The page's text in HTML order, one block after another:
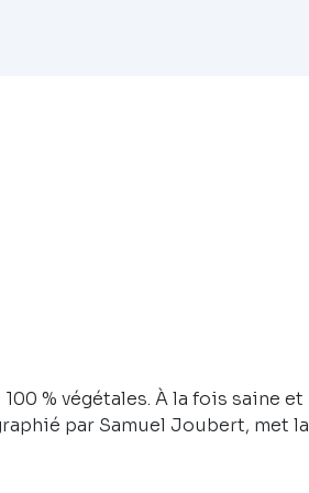
% végétales. À la fois saine et
par Samuel Joubert, met la